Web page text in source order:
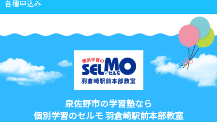
各種申込み
泉佐野市の学習塾なら
個別学習のセルモ 羽倉崎駅前本部教室